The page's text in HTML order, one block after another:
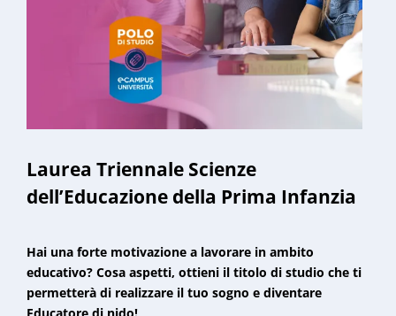
Laurea Triennale Scienze
dell’Educazione della Prima Infanzia
Hai una forte motivazione a lavorare in ambito
educativo? Cosa aspetti, ottieni il titolo di studio che ti
permetterà di realizzare il tuo sogno e diventare
Educatore di nido!